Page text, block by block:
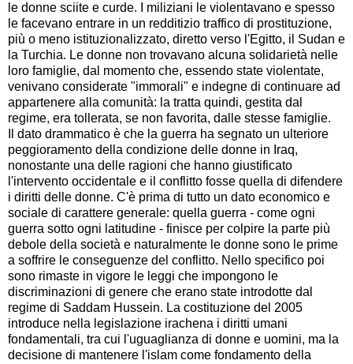
le donne sciite e curde. I miliziani le violentavano e spesso
le facevano entrare in un redditizio traffico di prostituzione,
più o meno istituzionalizzato, diretto verso l'Egitto, il Sudan e
la Turchia. Le donne non trovavano alcuna solidarietà nelle
loro famiglie, dal momento che, essendo state violentate,
venivano considerate "immorali" e indegne di continuare ad
appartenere alla comunità: la tratta quindi, gestita dal
regime, era tollerata, se non favorita, dalle stesse famiglie.
Il dato drammatico è che la guerra ha segnato un ulteriore
peggioramento della condizione delle donne in Iraq,
nonostante una delle ragioni che hanno giustificato
l'intervento occidentale e il conflitto fosse quella di difendere
i diritti delle donne. C'è prima di tutto un dato economico e
sociale di carattere generale: quella guerra - come ogni
guerra sotto ogni latitudine - finisce per colpire la parte più
debole della società e naturalmente le donne sono le prime
a soffrire le conseguenze del conflitto. Nello specifico poi
sono rimaste in vigore le leggi che impongono le
discriminazioni di genere che erano state introdotte dal
regime di Saddam Hussein. La costituzione del 2005
introduce nella legislazione irachena i diritti umani
fondamentali, tra cui l'uguaglianza di donne e uomini, ma la
decisione di mantenere l'islam come fondamento della